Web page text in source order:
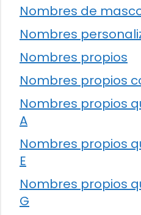
Nombres de
Nombres
Nombres propios
Nombres propios
Nombres propios
A
Nombres propios
E
Nombres propios
G